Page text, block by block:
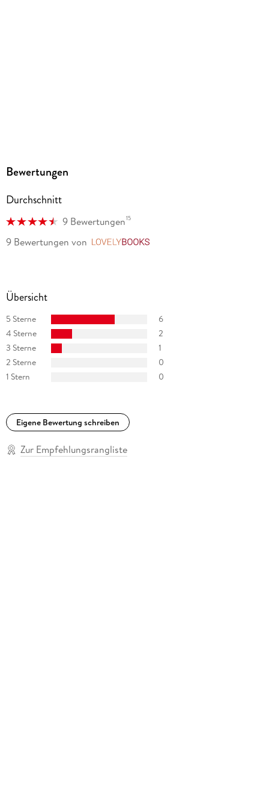
Bewertungen
Durchschnitt
9 Bewertungen15
9 Bewertungen von
Übersicht
5 Sterne
6
4 Sterne
2
3 Sterne
1
2 Sterne
0
1 Stern
0
Eigene Bewertung schreiben
Zur Empfehlungsrangliste